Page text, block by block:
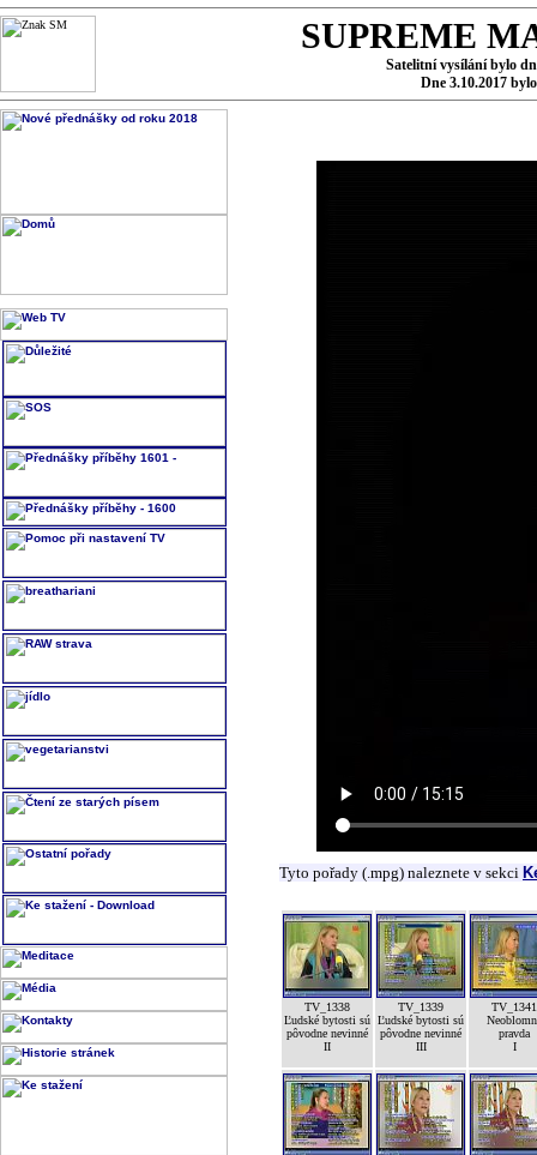
SUPREME
Satelitní vysílání bylo
Dne 3.10.2017
Tyto pořady (.mpg) naleznete v sekci
TV_1338
Ľudské bytosti sú
pôvodne nevinné
II
TV_1339
Ľudské bytosti sú
pôvodne nevinné
III
TV_1341
pravda
I